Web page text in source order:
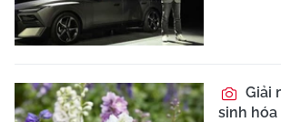
Giải
sinh